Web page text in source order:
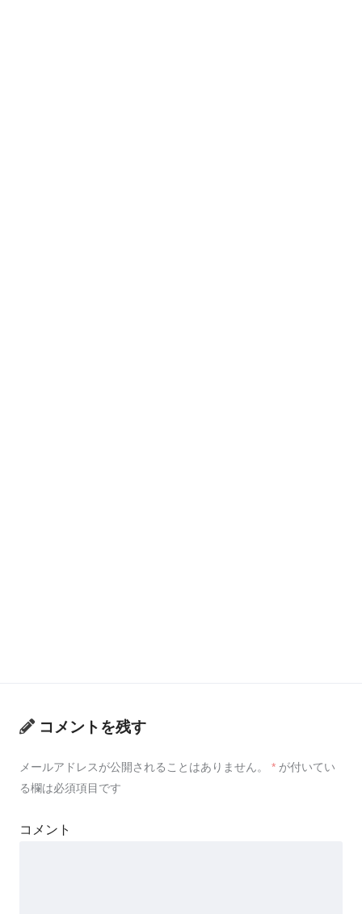
コメントを残す
メールアドレスが公開されることはありません。 * が付いてい
る欄は必須項目です
コメント